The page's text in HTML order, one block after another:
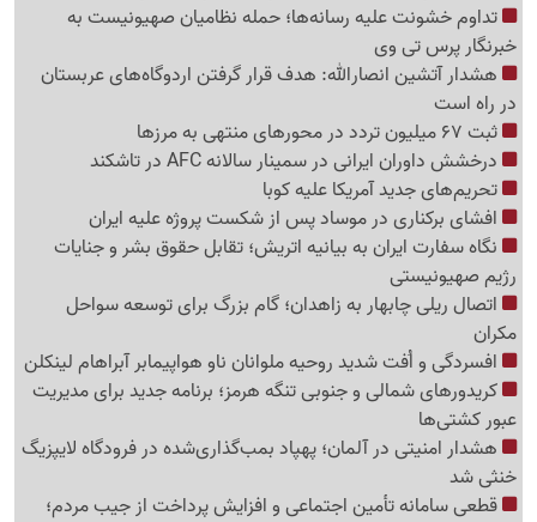
تداوم خشونت علیه رسانه‌ها؛ حمله نظامیان صهیونیست به
خبرنگار پرس تی وی
هشدار آتشین انصارالله: هدف قرار گرفتن اردوگاه‌های عربستان
در راه است
ثبت 67 میلیون تردد در محورهای منتهی به مرزها
درخشش داوران ایرانی در سمینار سالانه AFC در تاشکند
تحریم‌های جدید آمریکا علیه کوبا
افشای برکناری در موساد پس از شکست پروژه علیه ایران
نگاه سفارت ایران به بیانیه اتریش؛ تقابل حقوق بشر و جنایات
رژیم صهیونیستی
اتصال ریلی چابهار به زاهدان؛ گام بزرگ برای توسعه سواحل
مکران
افسردگی و اُفت شدید روحیه ملوانان ناو هواپیمابر آبراهام لینکلن
کریدورهای شمالی و جنوبی تنگه هرمز؛ برنامه جدید برای مدیریت
عبور کشتی‌ها
هشدار امنیتی در آلمان؛ پهپاد بمب‌گذاری‌شده در فرودگاه لایپزیگ
خنثی شد
قطعی سامانه تأمین اجتماعی و افزایش پرداخت از جیب مردم؛